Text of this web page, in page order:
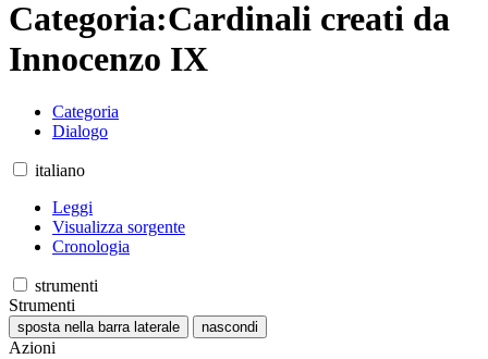
Categoria:Cardinali creati da
Innocenzo IX
Categoria
Dialogo
italiano
Leggi
Visualizza sorgente
Cronologia
strumenti
Strumenti
sposta nella barra laterale nascondi
Azioni